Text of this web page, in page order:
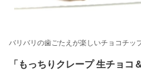
バリバリの歯ごたえが楽しいチョコチッ
「もっちりクレープ 生チョコ